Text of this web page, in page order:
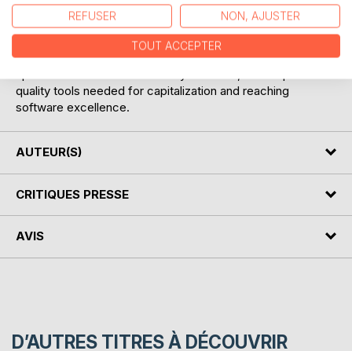
Next, we will detail the major development processes and
propose a set of processes compliant with CMMI-DEV,
SPICE, and SPICE- HIS.
Agile methods as well as DO-178C and ISO 26262 will have
quality tools needed for capitalization and reaching
software excellence.
AUTEUR(S)
CRITIQUES PRESSE
AVIS
D’AUTRES TITRES À DÉCOUVRIR
REFUSER NON, AJUSTER
TOUT ACCEPTER